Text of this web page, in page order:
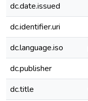
dc.date.issued
dc.identifier.uri
dc.language.iso
dc.publisher
dc.title